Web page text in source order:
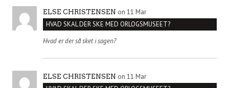
ELSE CHRISTENSEN on 11 Mar
HVAD SKAL DER SKE MED ORLOGSMUSEET?
Hvad er der så sket i sagen?
ELSE CHRISTENSEN on 11 Mar